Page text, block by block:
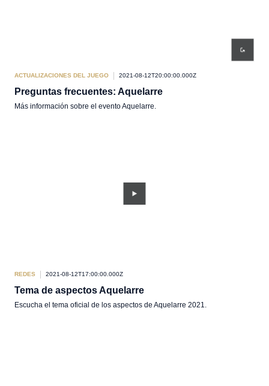
ACTUALIZACIONES DEL JUEGO 2021-08-12T20:00:00.000Z
Preguntas frecuentes: Aquelarre
Más información sobre el evento Aquelarre.
REDES 2021-08-12T17:00:00.000Z
Tema de aspectos Aquelarre
Escucha el tema oficial de los aspectos de Aquelarre 2021.